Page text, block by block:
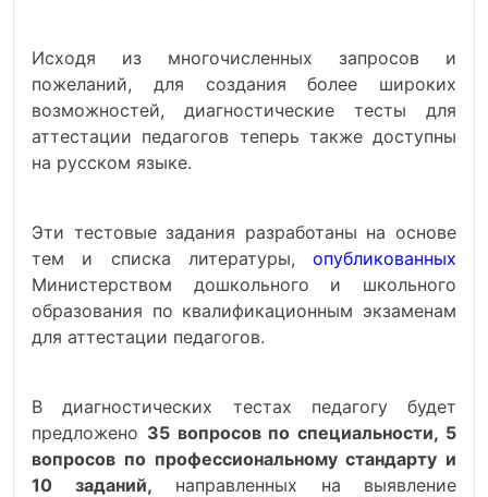
Исходя из многочисленных запросов и
пожеланий, для создания более широких
возможностей, диагностические тесты для
аттестации педагогов теперь также доступны
на русском языке.
Эти тестовые задания разработаны на основе
тем и списка литературы, опубликованных
Министерством дошкольного и школьного
образования по квалификационным экзаменам
для аттестации педагогов.
В диагностических тестах педагогу будет
предложено 35 вопросов по специальности, 5
вопросов по профессиональному стандарту и
10 заданий, направленных на выявление